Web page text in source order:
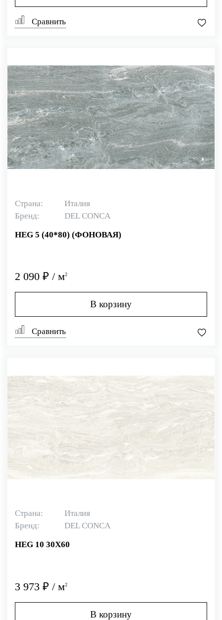
Сравнить
Страна:
Италия
Бренд:
DEL CONCA
HEG 5 (40*80) (ФОНОВАЯ)
2 090 ₽ / м2
В корзину
Сравнить
Страна:
Италия
Бренд:
DEL CONCA
HEG 10 30X60
3 973 ₽ / м2
В корзину